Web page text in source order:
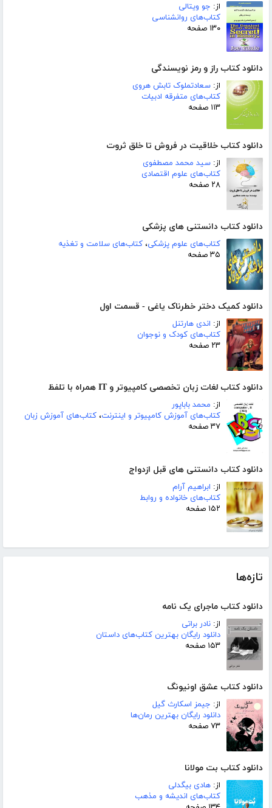
از: جو ویتالی
کتاب‌های روانشناسی
۱۳۰ صفحه
دانلود کتاب راز و رمز نویسندگی
از: سعادتملوک تابش هروی
کتاب‌های متفرقه ادبیات
۱۱۳ صفحه
دانلود کتاب خلاقیت در فروش تا خلق ثروت
از: سید محمد مصطفوی
کتاب‌های علوم اقتصادی
۲۸ صفحه
دانلود کتاب دانستنی های پزشکی
کتاب‌های علوم پزشکی، کتاب‌های سلامت و تغذیه
۳۵ صفحه
دانلود کمیک دختر خطرناک یاغی - قسمت اول
از: اندی هارتنل
کتاب‌های کودک و نوجوان
۲۳ صفحه
دانلود کتاب لغات زبان تخصصی کامپیوتر و IT همراه با تلفظ
از: محمد باباپور
کتاب‌های آموزش کامپیوتر و اینترنت، کتاب‌های آموزش زبان
۳۷ صفحه
دانلود کتاب دانستنی های قبل ازدواج
از: ابراهیم آرام
کتاب‌های خانواده و روابط
۱۵۲ صفحه
تازه‌ها
دانلود کتاب ماجرای یک نامه
از: نادر براتی
دانلود رایگان بهترین کتاب‌های داستان
۱۵۳ صفحه
دانلود کتاب عشق اونیونگ
از: جیمز اسکارث گیل
دانلود رایگان بهترین رمان‌ها
۷۳ صفحه
دانلود کتاب بت مولانا
از: هادی بیگدلی
کتاب‌های اندیشه و مذهب